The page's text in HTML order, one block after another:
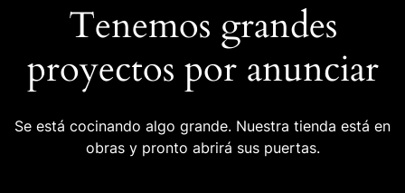
Tenemos grandes
proyectos por anunciar
Se está cocinando algo grande. Nuestra tienda está en
obras y pronto abrirá sus puertas.